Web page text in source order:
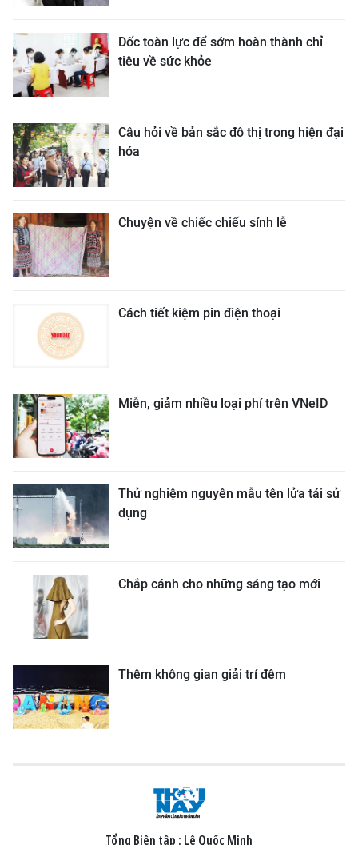
Dốc toàn lực để sớm hoàn thành chỉ
tiêu về sức khỏe
Câu hỏi về bản sắc đô thị trong hiện đại
hóa
Chuyện về chiếc chiếu sính lễ
Cách tiết kiệm pin điện thoại
Miễn, giảm nhiều loại phí trên VNeID
Thử nghiệm nguyên mẫu tên lửa tái sử
dụng
Chắp cánh cho những sáng tạo mới
Thêm không gian giải trí đêm
Tổng Biên tập : Lê Quốc Minh